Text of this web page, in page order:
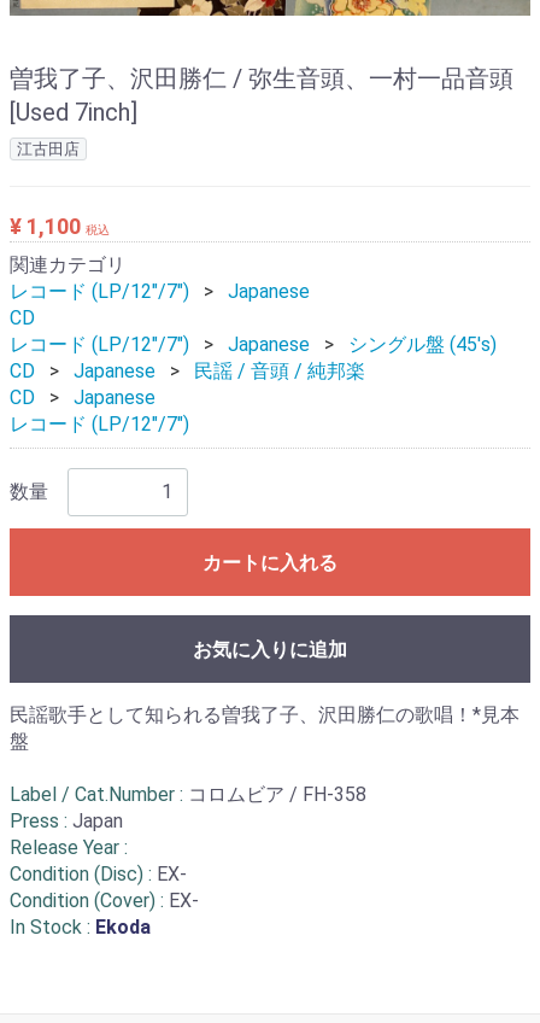
曽我了子、沢田勝仁 / 弥生音頭、一村一品音頭
[Used 7inch]
江古田店
¥ 1,100 税込
関連カテゴリ
レコード (LP/12"/7")
Japanese
CD
レコード (LP/12"/7")
Japanese
シングル盤 (45's)
CD
Japanese
民謡 / 音頭 / 純邦楽
CD
Japanese
レコード (LP/12"/7")
数量
カートに入れる
お気に入りに追加
民謡歌手として知られる曽我了子、沢田勝仁の歌唱！*見本
盤
Label / Cat.Number : コロムビア / FH-358
Press : Japan
Release Year :
Condition (Disc) : EX-
Condition (Cover) : EX-
In Stock : Ekoda